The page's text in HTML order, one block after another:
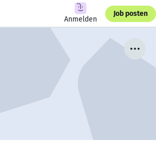
Anmelden
Job posten